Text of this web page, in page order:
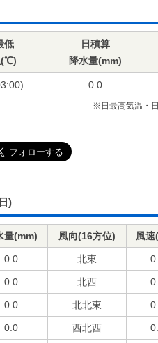
低
(℃)
日積算
降水量(mm)
0.0
※日最高気温・
)
量(mm) 風向(16方位) 風速
0.0 北東
0.0 北西
0.0 北北東
0.0 西北西